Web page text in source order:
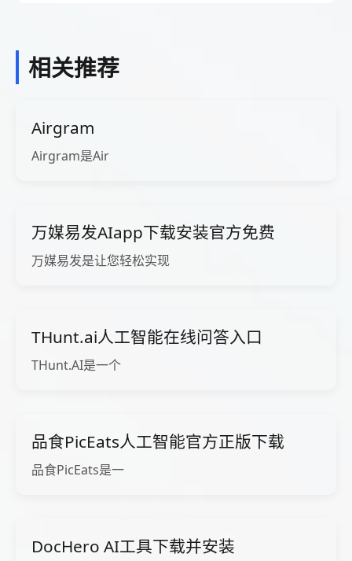
相关推荐
Airgram
Airgram是Air
万媒易发AIapp下载安装官方免费
万媒易发是让您轻松实现
THunt.ai人工智能在线问答入口
THunt.AI是一个
品食PicEats人工智能官方正版下载
品食PicEats是一
DocHero AI工具下载并安装